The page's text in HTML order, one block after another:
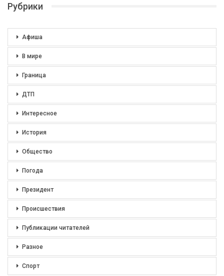
Рубрики
Афиша
В мире
Граница
ДТП
Интересное
История
Общество
Погода
Президент
Происшествия
Публикации читателей
Разное
Спорт